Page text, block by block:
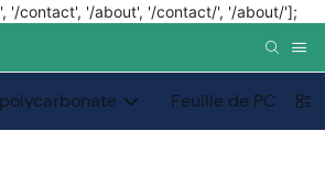
'/contact', '/about', '/contact/', '/about/'];
Feuille de PC de